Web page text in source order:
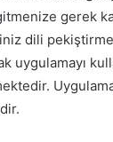
gerek
dili pekiştirme
uygulamayı